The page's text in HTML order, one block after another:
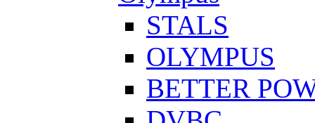
STALS
OLYMPUS
BETTER